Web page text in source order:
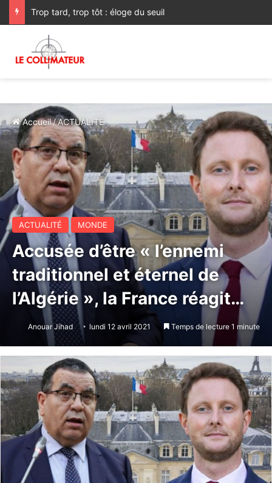
Trop tard, trop tôt : éloge du seuil
Accueil/ACTUALITÉ
ACTUALITÉ MONDE
Accusée d’être « l’ennemi
traditionnel et éternel de
l’Algérie », la France réagit…
Anouar Jihad lundi 12 avril 2021 Temps de lecture 1 minute